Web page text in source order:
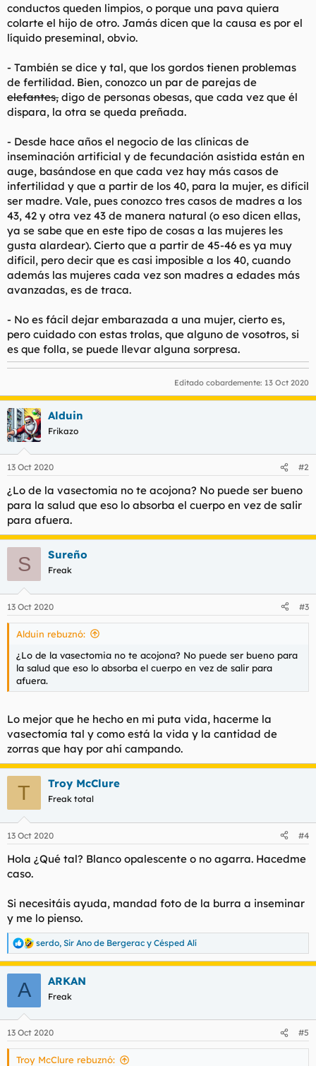
conductos queden limpios, o porque una pava quiera
colarte el hijo de otro. Jamás dicen que la causa es por el
líquido preseminal, obvio.
- También se dice y tal, que los gordos tienen problemas
de fertilidad. Bien, conozco un par de parejas de
elefantes, digo de personas obesas, que cada vez que él
dispara, la otra se queda preñada.
- Desde hace años el negocio de las clínicas de
inseminación artificial y de fecundación asistida están en
auge, basándose en que cada vez hay más casos de
infertilidad y que a partir de los 40, para la mujer, es difícil
ser madre. Vale, pues conozco tres casos de madres a los
43, 42 y otra vez 43 de manera natural (o eso dicen ellas,
ya se sabe que en este tipo de cosas a las mujeres les
gusta alardear). Cierto que a partir de 45-46 es ya muy
difícil, pero decir que es casi imposible a los 40, cuando
además las mujeres cada vez son madres a edades más
avanzadas, es de traca.
- No es fácil dejar embarazada a una mujer, cierto es,
pero cuidado con estas trolas, que alguno de vosotros, si
es que folla, se puede llevar alguna sorpresa.
Editado cobardemente: 13 Oct 2020
Alduin
Frikazo
13 Oct 2020 #2
¿Lo de la vasectomia no te acojona? No puede ser bueno
para la salud que eso lo absorba el cuerpo en vez de salir
para afuera.
S Sureño
Freak
13 Oct 2020 #3
Alduin rebuznó:
¿Lo de la vasectomia no te acojona? No puede ser bueno para
la salud que eso lo absorba el cuerpo en vez de salir para
afuera.
Lo mejor que he hecho en mi puta vida, hacerme la
vasectomía tal y como está la vida y la cantidad de
zorras que hay por ahí campando.
T Troy McClure
Freak total
13 Oct 2020 #4
Hola ¿Qué tal? Blanco opalescente o no agarra. Hacedme
caso.
Si necesitáis ayuda, mandad foto de la burra a inseminar
y me lo pienso.
R
e
a
e
s
serdo, Sir Ano de Bergerac y Césped Alí
A ARKAN
Freak
13 Oct 2020 #5
Troy McClure rebuznó: